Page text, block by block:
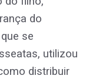
do
se
utilizou
distribuir